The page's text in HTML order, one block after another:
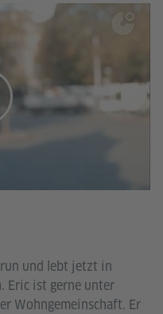
und lebt jetzt in
Eric ist gerne unter
Wohngemeinschaft. Er